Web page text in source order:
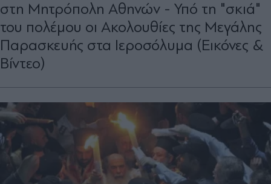
στη Μητρόπολη Αθηνών - Υπό τη "σκιά"
του πολέμου οι Ακολουθίες της Μεγάλης
Παρασκευής στα Ιεροσόλυμα (Εικόνες &
Βίντεο)